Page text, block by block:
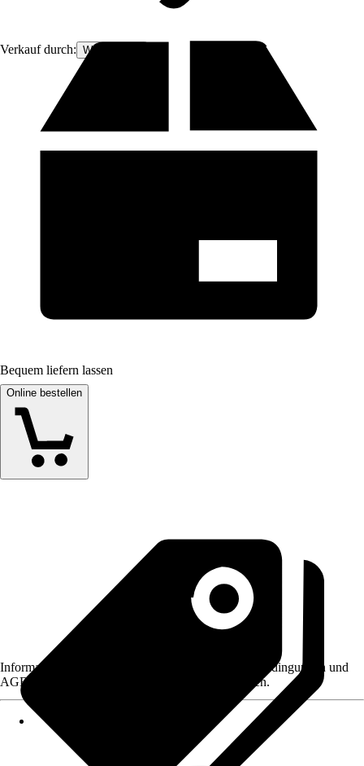
Verkauf durch: Woodsellers
Bequem liefern lassen
Online bestellen
Informationen des Verkäufers, wie z. B. Rückgabebedingungen und
AGB, finden Sie bei Klick auf den Verkäufernamen.